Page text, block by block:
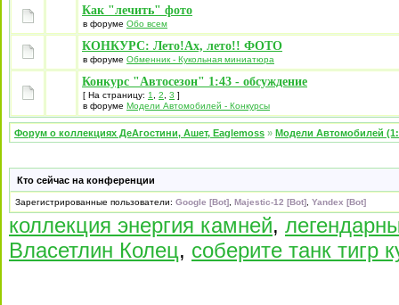
Как "лечить" фото
в форуме Обо всем
КОНКУРС: Лето!Ах, лето!! ФОТО
в форуме Обменник - Кукольная миниатюра
Конкурс "Автосезон" 1:43 - обсуждение
[ На страницу: 1 2 3 ]
в форуме Модели Автомобилей - Конкурсы
Форум о коллекциях ДеАгостини, Ашет, Eaglemoss » Модели Автомобилей
Кто сейчас на конференции
Зарегистрированные пользователи: Google [Bot] Majestic-12 [Bot] Yandex [Bot]
коллекция энергия камней,
Власетлин Колец, соберите танк тигр